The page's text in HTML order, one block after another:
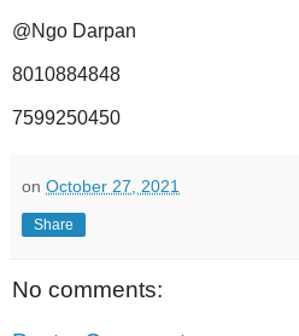
@Ngo Darpan
8010884848
7599250450
on October 27, 2021
Share
No comments: